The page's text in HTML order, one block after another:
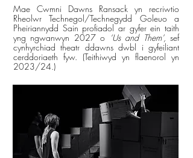
Mae Cwmni Dawns Ransack yn recriwtio
Rheolwr Technegol/Technegydd Goleuo a
Pheiriannydd Sain profiadol ar gyfer ein taith
yng ngwanwyn 2027 o ‘Us and Them’, sef
cynhyrchiad theatr ddawns dwbl i gyfeiliant
cerddoriaeth fyw. (Teithiwyd yn flaenorol yn
2023/24.)